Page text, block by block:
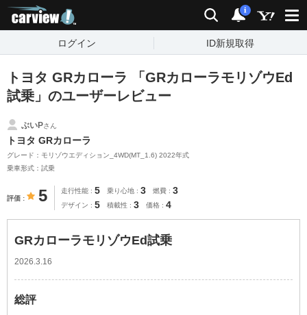
検索 通知
i
ログイン ID新規取得
トヨタ GRカローラ 「GRカローラモリゾウEd
試乗」のユーザーレビュー
ぶいPさん
トヨタ GRカローラ
グレード：モリゾウエディション_4WD(MT_1.6) 2022年式
乗車形式：試乗
評価 5 走行性能 5 乗り心地 3 燃費 3
デザイン 5 積載性 3 価格 4
GRカローラモリゾウEd試乗
2026.3.16
総評